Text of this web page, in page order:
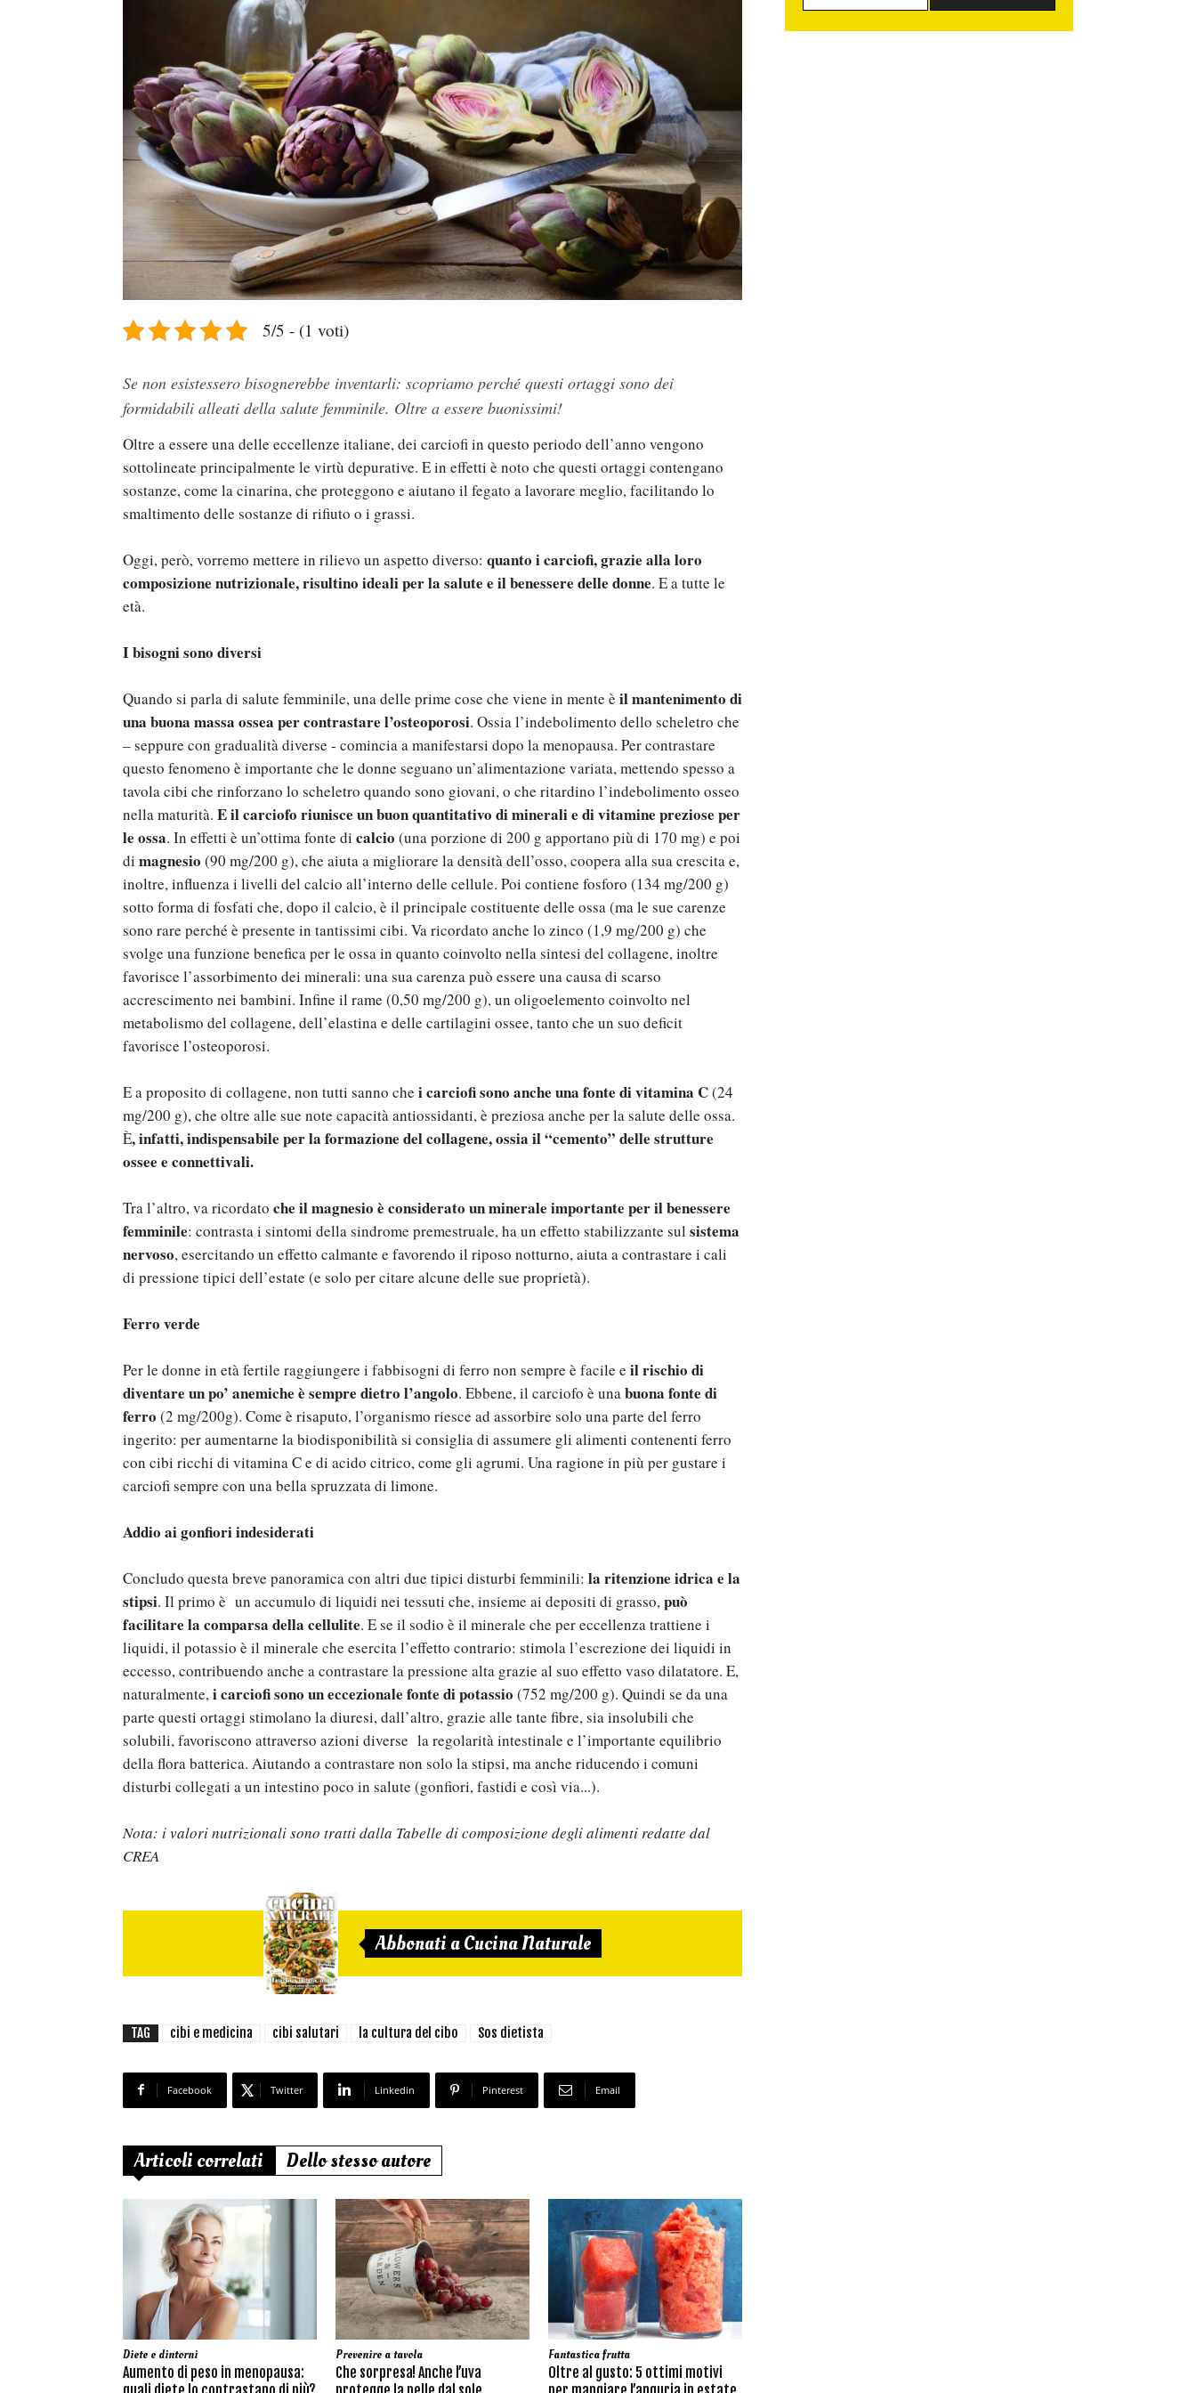
5/5 - (1 voti)
Se non esistessero bisognerebbe inventarli: scopriamo perché questi ortaggi sono dei
formidabili alleati della salute femminile. Oltre a essere buonissimi!
Oltre a essere una delle eccellenze italiane, dei carciofi in questo periodo dell’anno vengono
sottolineate principalmente le virtù depurative. E in effetti è noto che questi ortaggi contengano
sostanze, come la cinarina, che proteggono e aiutano il fegato a lavorare meglio, facilitando lo
smaltimento delle sostanze di rifiuto o i grassi.
Oggi, però, vorremo mettere in rilievo un aspetto diverso: quanto i carciofi, grazie alla loro
composizione nutrizionale, risultino ideali per la salute e il benessere delle donne. E a tutte le
età.
I bisogni sono diversi
Quando si parla di salute femminile, una delle prime cose che viene in mente è il mantenimento di
una buona massa ossea per contrastare l’osteoporosi. Ossia l’indebolimento dello scheletro che
– seppure con gradualità diverse - comincia a manifestarsi dopo la menopausa. Per contrastare
questo fenomeno è importante che le donne seguano un’alimentazione variata, mettendo spesso a
tavola cibi che rinforzano lo scheletro quando sono giovani, o che ritardino l’indebolimento osseo
nella maturità. E il carciofo riunisce un buon quantitativo di minerali e di vitamine preziose per
le ossa. In effetti è un’ottima fonte di calcio (una porzione di 200 g apportano più di 170 mg) e poi
di magnesio (90 mg/200 g), che aiuta a migliorare la densità dell’osso, coopera alla sua crescita e,
inoltre, inﬂuenza i livelli del calcio all’interno delle cellule. Poi contiene fosforo (134 mg/200 g)
sotto forma di fosfati che, dopo il calcio, è il principale costituente delle ossa (ma le sue carenze
sono rare perché è presente in tantissimi cibi. Va ricordato anche lo zinco (1,9 mg/200 g) che
svolge una funzione benefica per le ossa in quanto coinvolto nella sintesi del collagene, inoltre
favorisce l’assorbimento dei minerali: una sua carenza può essere una causa di scarso
accrescimento nei bambini. Infine il rame (0,50 mg/200 g), un oligoelemento coinvolto nel
metabolismo del collagene, dell’elastina e delle cartilagini ossee, tanto che un suo deficit
favorisce l’osteoporosi.
E a proposito di collagene, non tutti sanno che i carciofi sono anche una fonte di vitamina C(24
mg/200 g), che oltre alle sue note capacità antiossidanti, è preziosa anche per la salute delle ossa.
È, infatti, indispensabile per la formazione del collagene, ossia il “cemento” delle strutture
ossee e connettivali.
Tra l’altro, va ricordato che il magnesio è considerato un minerale importante per il benessere
femminile: contrasta i sintomi della sindrome premestruale, ha un effetto stabilizzante sul sistema
nervoso, esercitando un effetto calmante e favorendo il riposo notturno, aiuta a contrastare i cali
di pressione tipici dell’estate (e solo per citare alcune delle sue proprietà).
Ferro verde
Per le donne in età fertile raggiungere i fabbisogni di ferro non sempre è facile e il rischio di
diventare un po’ anemiche è sempre dietro l’angolo. Ebbene, il carciofo è unabuona fonte di
ferro (2 mg/200g). Come è risaputo, l’organismo riesce ad assorbire solo una parte del ferro
ingerito: per aumentarne la biodisponibilità si consiglia di assumere gli alimenti contenenti ferro
con cibi ricchi di vitamina C e di acido citrico, come gli agrumi. Una ragione in più per gustare i
carciofi sempre con una bella spruzzata di limone.
Addio ai gonfiori indesiderati
Concludo questa breve panoramica con altri due tipici disturbi femminili: la ritenzione idrica e la
stipsi. Il primo è un accumulo di liquidi nei tessuti che, insieme ai depositi di grasso,può
facilitare la comparsa della cellulite. E se il sodio è il minerale che per eccellenza trattiene i
liquidi, il potassio è il minerale che esercita l’effetto contrario: stimola l’escrezione dei liquidi in
eccesso, contribuendo anche a contrastare la pressione alta grazie al suo effetto vaso dilatatore. E,
naturalmente,i carciofi sono un eccezionale fonte di potassio (752 mg/200 g). Quindi se da una
parte questi ortaggi stimolano la diuresi, dall’altro, grazie alle tante fibre, sia insolubili che
solubili, favoriscono attraverso azioni diverse la regolarità intestinale e l’importante equilibrio
della flora batterica. Aiutando a contrastare non solo la stipsi, ma anche riducendo i comuni
disturbi collegati a un intestino poco in salute (gonfiori, fastidi e così via...).
Nota: i valori nutrizionali sono tratti dalla Tabelle di composizione degli alimenti redatte dal
CREA
Abbonati a Cucina Naturale
TAG cibi e medicina cibi salutari la cultura del cibo Sos dietista
Facebook Twitter Linkedin Pinterest Email
Articoli correlati Dello stesso autore
Diete e dintorni
Aumento di peso in menopausa:
Prevenire a tavola
Che sorpresa! Anche l’uva
Fantastica frutta
Oltre al gusto: 5 ottimi motivi
Senza glutine
Conserva